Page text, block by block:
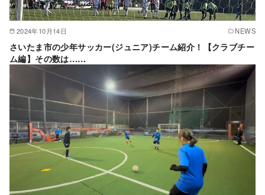
2024年10月14日 NEWS
さいたま市の少年サッカー(ジュニア)チーム紹介！【クラブチー
ム編】その数は……